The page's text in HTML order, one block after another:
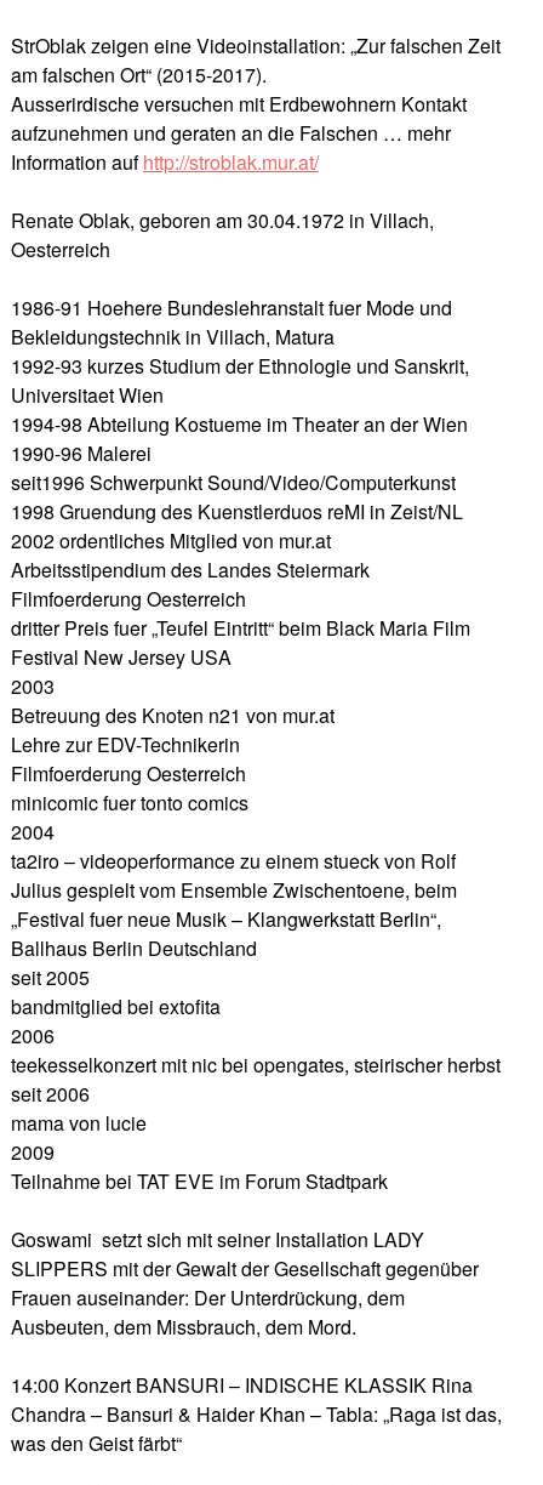
StrOblak zeigen eine Videoinstallation: „Zur falschen Zeit
am falschen Ort“ (2015-2017).
Ausserirdische versuchen mit Erdbewohnern Kontakt
aufzunehmen und geraten an die Falschen … mehr
Information aufhttp://stroblak.mur.at/
Renate Oblak, geboren am 30.04.1972 in Villach,
Oesterreich
1986-91 Hoehere Bundeslehranstalt fuer Mode und
Bekleidungstechnik in Villach, Matura
1992-93 kurzes Studium der Ethnologie und Sanskrit,
Universitaet Wien
1994-98 Abteilung Kostueme im Theater an der Wien
1990-96 Malerei
seit1996 Schwerpunkt Sound/Video/Computerkunst
1998 Gruendung des Kuenstlerduos reMI in Zeist/NL
2002 ordentliches Mitglied von mur.at
Arbeitsstipendium des Landes Steiermark
Filmfoerderung Oesterreich
dritter Preis fuer „Teufel Eintritt“ beim Black Maria Film
Festival New Jersey USA
2003
Betreuung des Knoten n21 von mur.at
Lehre zur EDV-Technikerin
Filmfoerderung Oesterreich
minicomic fuer tonto comics
2004
ta2iro – videoperformance zu einem stueck von Rolf
Julius gespielt vom Ensemble Zwischentoene, beim
„Festival fuer neue Musik – Klangwerkstatt Berlin“,
Ballhaus Berlin Deutschland
seit 2005
bandmitglied bei extofita
2006
teekesselkonzert mit nic bei opengates, steirischer herbst
seit 2006
mama von lucie
2009
Teilnahme bei TAT EVE im Forum Stadtpark
Goswami setzt sich mit seiner Installation LADY
SLIPPERS mit der Gewalt der Gesellschaft gegenüber
Frauen auseinander: Der Unterdrückung, dem
Ausbeuten, dem Missbrauch, dem Mord.
14:00 Konzert BANSURI – INDISCHE KLASSIK Rina
Chandra – Bansuri & Haider Khan – Tabla: „Raga ist das,
was den Geist färbt“